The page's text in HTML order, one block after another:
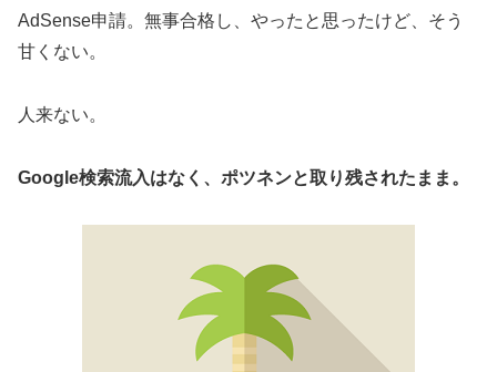
AdSense申請。無事合格し、やったと思ったけど、そう
甘くない。
人来ない。
Google検索流入はなく、ポツネンと取り残されたまま。